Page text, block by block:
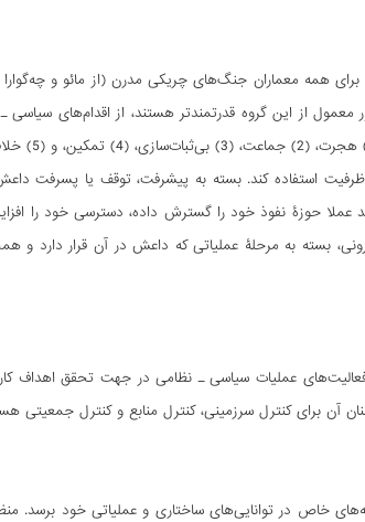
همه معماران جنگ‌های چریکی مدرن (از مائو و چه‌گوارا
از این گروه قدرتمندتر هستند، از اقدام‌های سیاسی ـ
استفاده کند. بسته به پیشرفت، توقف یا پسرفت
عملا حوزۀ نفوذ خود را گسترش داده، دسترسی خود را
بسته به مرحلۀ عملیاتی که داعش در آن قرار دارد و
عملیات سیاسی ـ نظامی در جهت تحقق اهداف
آن برای کنترل سرزمینی، کنترل منابع و کنترل جمعیتی
خاص در توانایی‌های ساختاری و عملیاتی خود برسد.